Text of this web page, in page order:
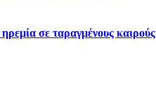
σε ταραγμένους καιρούς